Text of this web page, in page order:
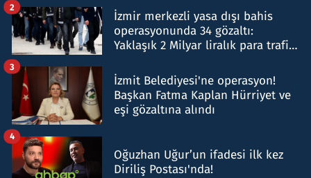
İzmir merkezli yasa dışı bahis
operasyonunda 34 gözaltı:
Yaklaşık 2 Milyar liralık para trafiği
2
İzmit Belediyesi'ne operasyon!
Başkan Fatma Kaplan Hürriyet ve
eşi gözaltına alındı
3
Oğuzhan Uğur’un ifadesi ilk kez
Diriliş Postası'nda!
4